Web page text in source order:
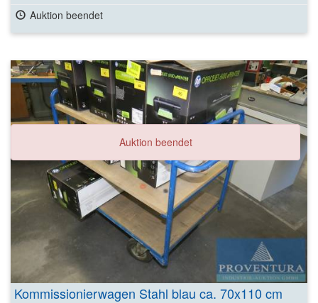
Auktion beendet
Auktion beendet
Kommissionierwagen Stahl blau ca. 70x110 cm